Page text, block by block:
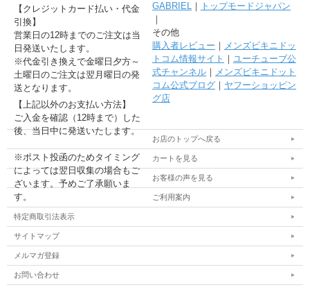
【クレジットカード払い・代金
引換】
営業日の12時までのご注文は当
日発送いたします。
※代金引き換えで金曜日夕方～
土曜日のご注文は翌月曜日の発
送となります。
【上記以外のお支払い方法】
ご入金を確認（12時まで）した
後、当日中に発送いたします。
※ポスト投函のためタイミング
によっては翌日収集の場合もご
ざいます。予めご了承願いま
す。
GABRIEL｜
トップモードジャパン
｜
その他
購入者レビュー ｜ メンズビキニドッ
トコム情報サイト ｜ ユーチューブ公
式チャンネル｜ メンズビキニドット
コム公式ブログ｜ ヤフーショッピン
グ店
お店のトップへ戻る
カートを見る
お客様の声を見る
ご利用案内
特定商取引法表示
サイトマップ
メルマガ登録
お問い合わせ